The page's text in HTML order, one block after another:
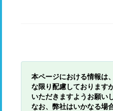
本ページにおける情報は
な限り配慮しております
いただきますようお願い
なお、弊社はいかなる場